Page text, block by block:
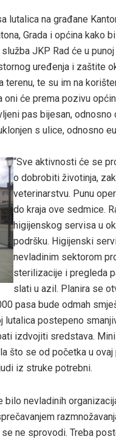
lutalica na građane
Grada i općina kako
JKP Rad će u
uređenja i zaštite
te su im na
će prema pozivu
pas bijesan, odnosno
s ulice, odnosno
“Sve aktivnosti će se
o dobrobiti životinja,
veterinarstvu. Punu
do kraja ove sedmice.
higijenskog servisa u
podršku. Higijenski
nevladinim sektorom
sterilizacije i pregleda
slati u azil. Planira se
pasa bude odmah
postepeno
izdvojiti sredstava.
što se od početka u
iz struke potrebni.
bilo nevladinih
ne sprovodi. Treba